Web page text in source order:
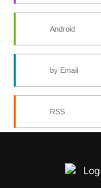
Android
by Email
RSS